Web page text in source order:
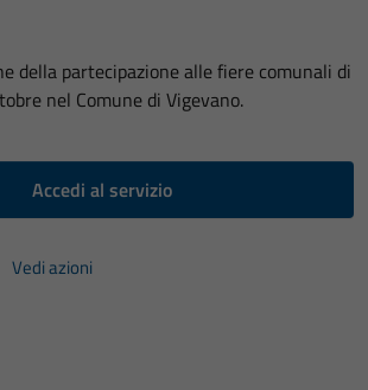
della partecipazione alle fiere comunali di
nel Comune di Vigevano.
Accedi al servizio
Vedi azioni